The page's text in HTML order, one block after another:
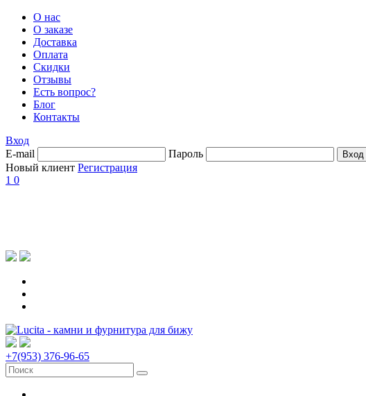
О нас
О заказе
Доставка
Оплата
Скидки
Отзывы
Есть вопрос?
Блог
Контакты
Вход
E-mail
Пароль
Новый клиент Регистрация
1 0
+7(953) 376-96-65